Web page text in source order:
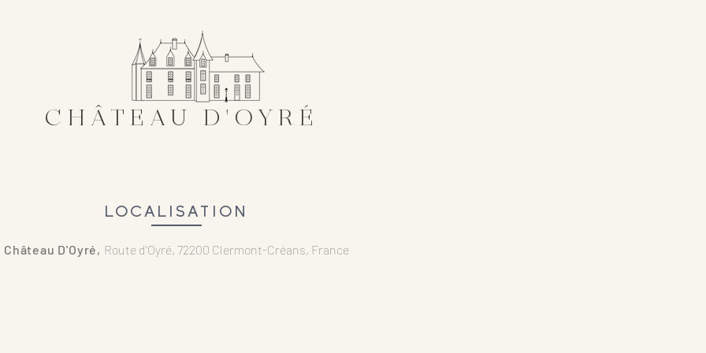
CHÂTEAU D'OYRÉ
LOCALISATION
Château D'Oyré, Route d'Oyré, 72200 Clermont-Créans, France